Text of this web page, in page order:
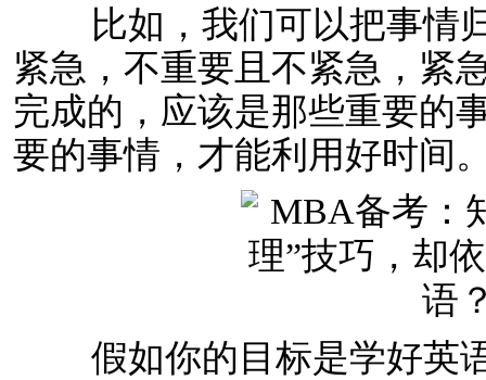
比如，我们可以把事情归
紧急，不重要且不紧急，紧
完成的，应该是那些重要的
要的事情，才能利用好时间
假如你的目标是学好英语